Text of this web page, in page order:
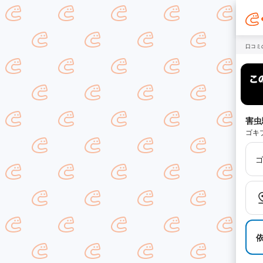
口コミ
害
ゴキ